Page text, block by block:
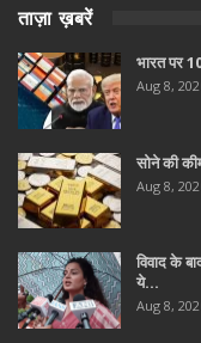
ताज़ा ख़बरें
भारत पर
Aug 8,
सोने की
Aug 8,
विवाद के
ये…
Aug 8,